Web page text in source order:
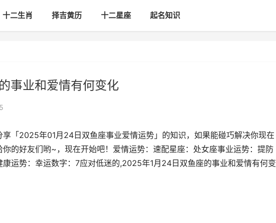
十二生肖 择吉黄历 十二星座 起名知识
事业和爱情有何变化
「2025年01月24日双鱼座事业爱情运势」的知识，如果能碰巧解决你现在
的好友们哟~，现在开始吧！爱情运势：速配星座：处女座事业运势：提防
运势：幸运数字：7应对低迷的,2025年1月24日双鱼座的事业和爱情有何变